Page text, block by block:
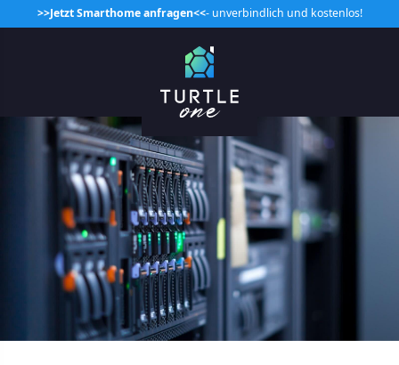
>>Jetzt Smarthome anfragen<<- unverbindlich und kostenlos!